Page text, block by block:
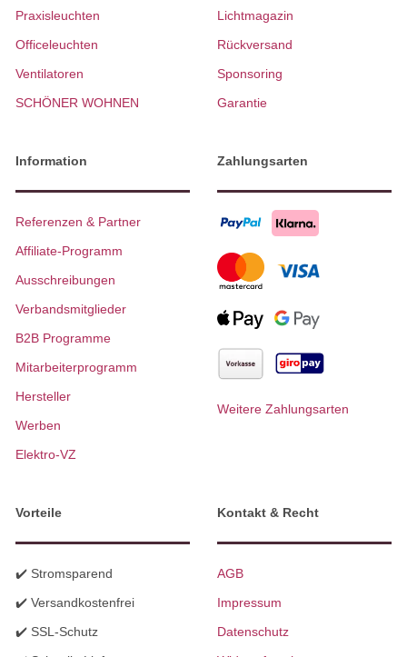
Praxisleuchten
Officeleuchten
Ventilatoren
SCHÖNER WOHNEN
Lichtmagazin
Rückversand
Sponsoring
Garantie
Information
Referenzen & Partner
Affiliate-Programm
Ausschreibungen
Verbandsmitglieder
B2B Programme
Mitarbeiterprogramm
Hersteller
Werben
Elektro-VZ
Zahlungsarten
Weitere Zahlungsarten
Vorteile
✔️ Stromsparend
✔️ Versandkostenfrei
✔️ SSL-Schutz
Kontakt & Recht
AGB
Impressum
Datenschutz